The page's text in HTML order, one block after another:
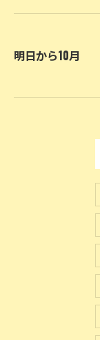
明日から10月